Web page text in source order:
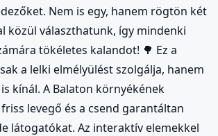
Nem is egy, hanem rögtön két
közül választhatunk, így mindenki
tökéletes kalandot! 🌳 Ez a
a lelki elmélyülést szolgálja, hanem
kínál. A Balaton környékének
levegő és a csend garantáltan
látogatókat. Az interaktív elemekkel